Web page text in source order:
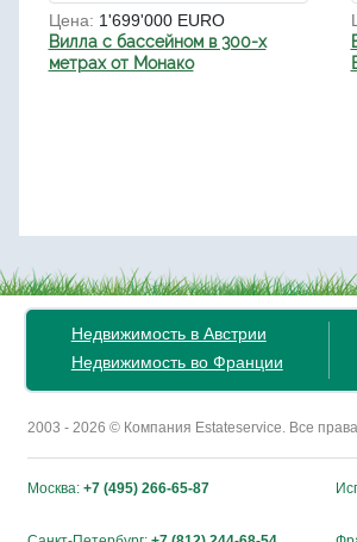
Цена: 1'699'000 EURO
Вилла с бассейном в 300-х
метрах от Монако
Недвижимость в Австрии
Недвижимость во Франции
2003 - 2026 © Компания Estateservice. Все
Москва: +7 (495) 266-65-87